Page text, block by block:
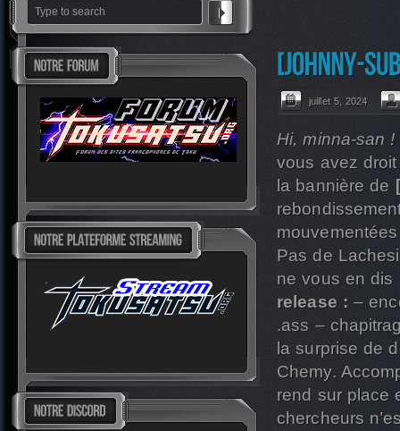
juillet 5, 2024
Hi, minna-san !
vous avez
la bannière de
Pas de
ne vous en
release : –
.ass –
la surprise de
Chemy.
rend sur place
chercheurs